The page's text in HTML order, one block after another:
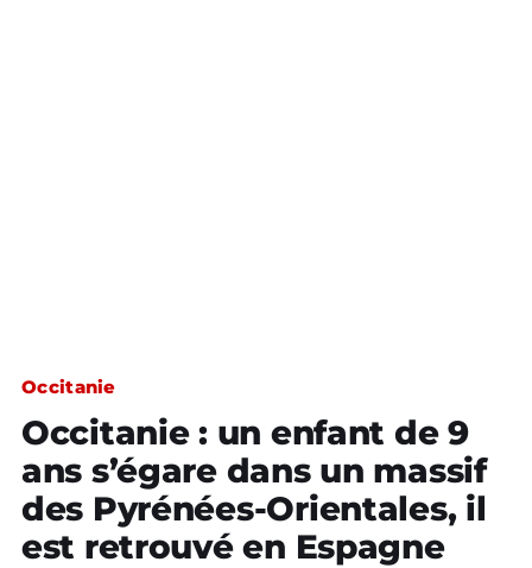
Occitanie
Occitanie : un enfant de 9
ans s’égare dans un massif
des Pyrénées-Orientales, il
est retrouvé en Espagne